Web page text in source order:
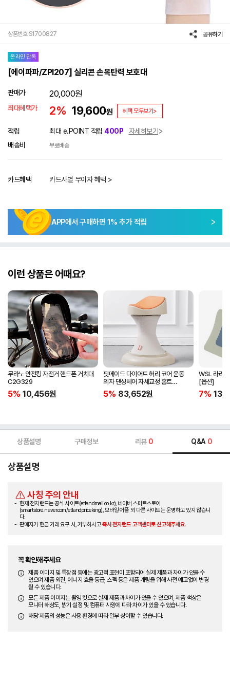
상품번호 S1700827 공유하기
온라인 단독
[에이파파/ZPI207] 실리콘 손목탄력 보호대
판매가 20,000원
최대혜택가 2% 19,600원 혜택 모두보기>
적립 최대 e.POINT 적립 400P
자세히보기
배송비
무료배송
카드혜택 카드사별 무이자 혜택 >
APP에서 구매하면 1% 추가 적립
이런 상품은 어때요?
무라노 안전킹 자전거 핸드폰 거치대
C2G329
5% 10,456원
핏메이드 다이어트 허리 코어 운동
의자 댄싱체어 자세교정 홈트
운동기구
5% 83,652원
WSL 라라
[옵션]
7%
상품설명 구매정보 리뷰 0 Q&A 0
상품설명
사칭 주의 안내
현재 전자랜드는 공식 사이트(etlandmall.co.kr), 네이버 스마트스토어
(smartstore.naver.com/etlandpriceking), 모바일 어플 외 다른 사이트는 운영하고 있지 않습니
다.
판매자가 현금 거래 요구 시, 거부하시고즉시 전자랜드 고객센터로 신고해주세요.
꼭 확인해주세요
제품 이미지 및 특장점 등에는 광고적 표현이 포함되어 실제 제품과 차이가 있을 수
있으며 제품 외관, 에너지 효율 등급, 스펙 등은 제품 개량을 위해 사전 예고없이 변경
될 수 있습니다.
모든 제품 이미지는 촬영 컷으로 실제 제품과 차이가 있을 수 있으며, 제품 색상은
모니터 해상도, 밝기 설정 및 컴퓨터 사양에 따라 차이가 있을 수 있습니다.
해당 제품의 성능은 사용 환경에 따라 일부 상이할 수 있습니다.